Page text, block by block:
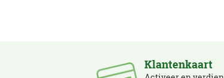
Klantenkaart